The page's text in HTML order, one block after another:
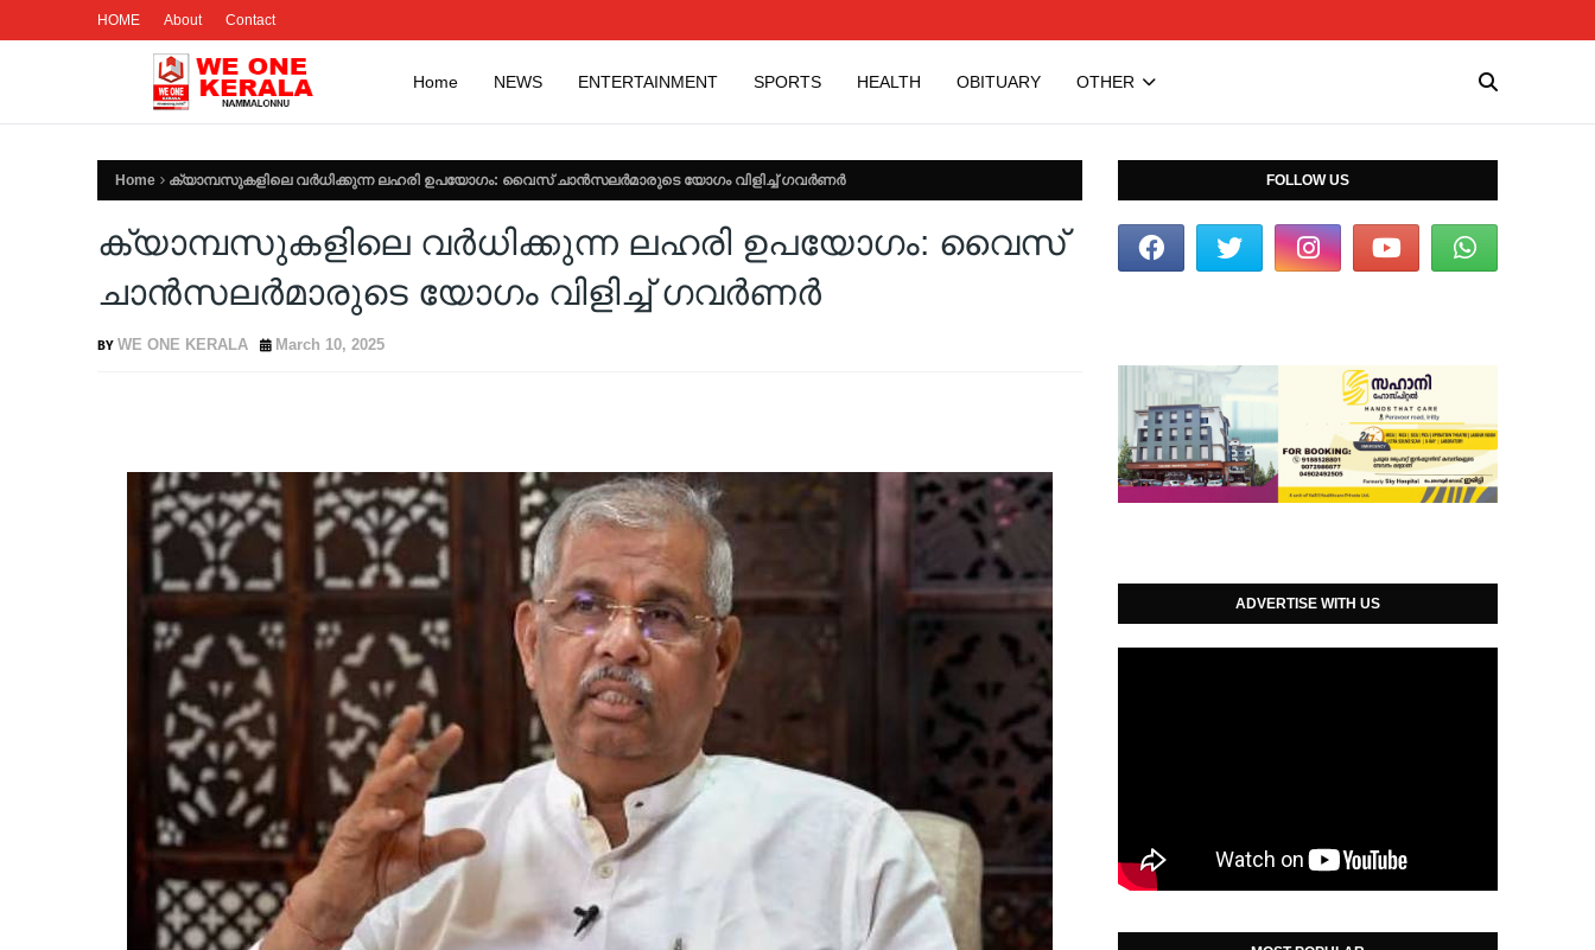
HOME About Contact
Home NEWS ENTERTAINMENT SPORTS HEALTH OBITUARY OTHER
Home ക്യാമ്പസുകളിലെ വര്‍ധിക്കുന്ന ലഹരി ഉപയോഗം: വൈസ് ചാന്‍സലര്‍മാരുടെ യോഗം വിളിച്ച് ഗവര്‍ണർ
ക്യാമ്പസുകളിലെ വര്‍ധിക്കുന്ന ലഹരി ഉപയോഗം: വൈസ്
ചാന്‍സലര്‍മാരുടെ യോഗം വിളിച്ച് ഗവര്‍ണർ
WE ONE KERALA March 10, 2025
FOLLOW US
ADVERTISE WITH US